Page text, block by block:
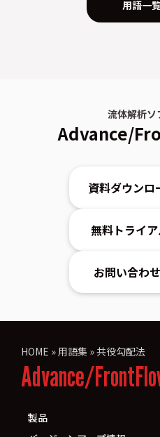
用語一
流体解析ソ
Advance/
資料ダウンロ
無料トライ
お問い合わせ
HOME »用語集 »共役勾配法
Advance/
製品